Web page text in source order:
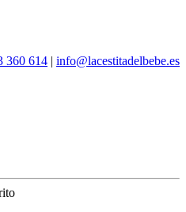
360 614 | info@lacestitadelbebe.es